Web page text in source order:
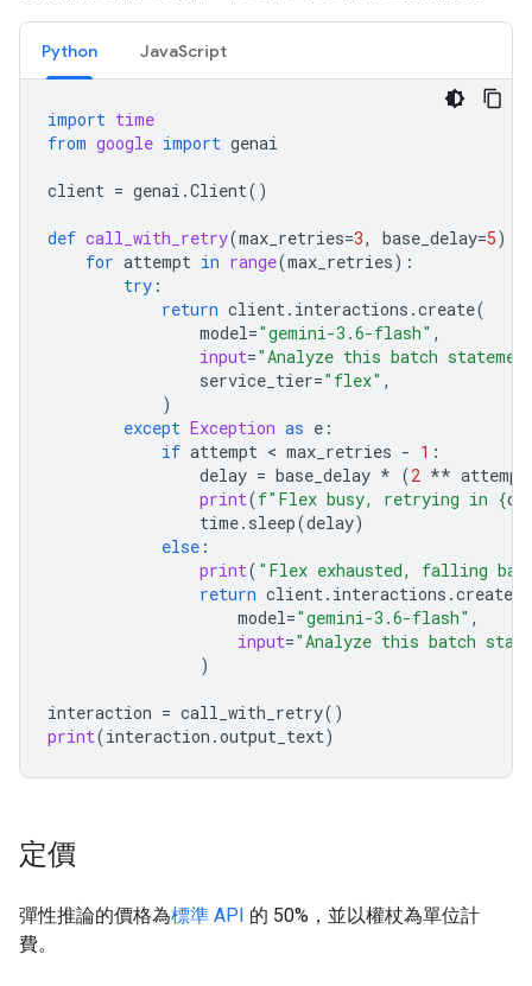
Python JavaScript
import time
from google import genai
client = genai .Client()
def call_with_retry(max_retries=3, base_delay=5):
for attempt in range(max_retries):
try :
return client. interactions .create(
model="gemini-3.6-flash" ,
input="Analyze this batch
service_tier="flex" ,
)
except Exception as e :
if attempt < max_retries - 1 :
delay = base_delay * (2 ** attempt
print(f"Flex busy, retrying in {
time. sleep(delay)
else :
print( "Flex exhausted, falling
return client. interactions .create
model="gemini-3.6-flash" ,
input="Analyze this batch
)
interaction = call_with_retry()
print(interaction .output_text)
定價
彈性推論的價格為標準 API 的 50%，並以權杖為單位計
費。